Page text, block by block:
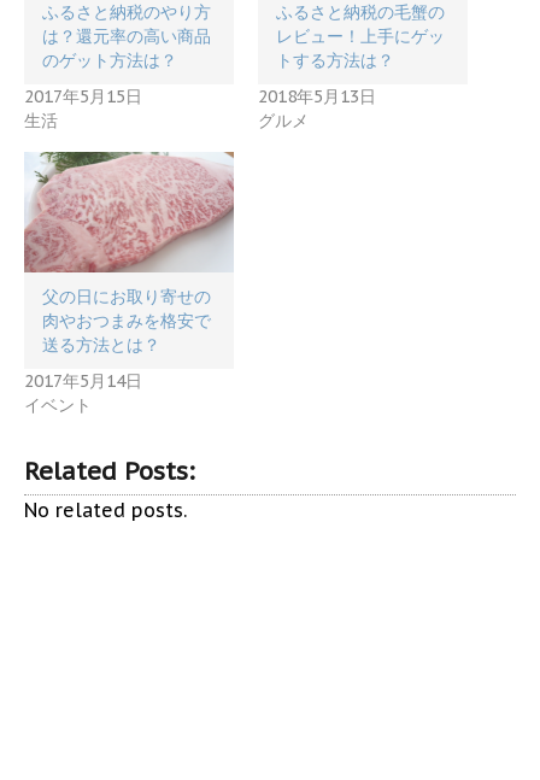
ふるさと納税のやり方
は？還元率の高い商品
のゲット方法は？
2017年5月15日
生活
ふるさと納税の毛蟹の
レビュー！上手にゲッ
トする方法は？
2018年5月13日
グルメ
父の日にお取り寄せの
肉やおつまみを格安で
送る方法とは？
2017年5月14日
イベント
Related Posts:
No related posts.